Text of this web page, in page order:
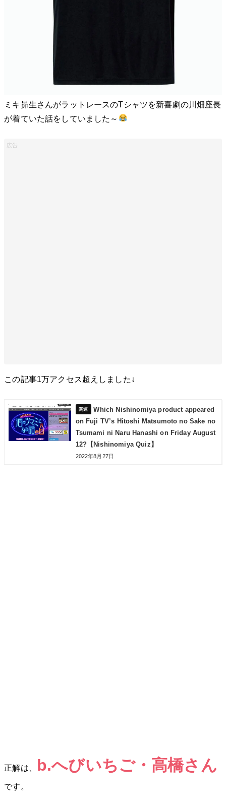
ミキ昴生さんがラットレースのTシャツを新喜劇の川畑座長
が着ていた話をしていました～
この記事1万アクセス超えしました↓
Which Nishinomiya product appeared
on Fuji TV’s Hitoshi Matsumoto no Sake no
Tsumami ni Naru Hanashi on Friday August
12?【Nishinomiya Quiz】
2022年8月27日
正解は、 b.へびいちご・高橋さん
です。